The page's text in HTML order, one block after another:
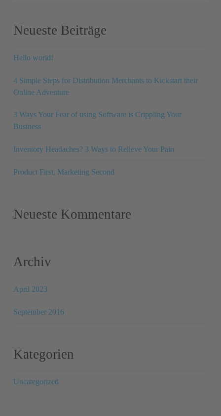
Neueste Beiträge
Hello world!
4 Simple Steps for Distribution Merchants to Kickstart their
Online Adventure
3 Ways Your Fear of using Software is Crippling Your
Business
Inventory Headaches? 3 Ways to Relieve Your Pain
Product First, Marketing Second
Neueste Kommentare
Archiv
April 2023
September 2016
Kategorien
Uncategorized